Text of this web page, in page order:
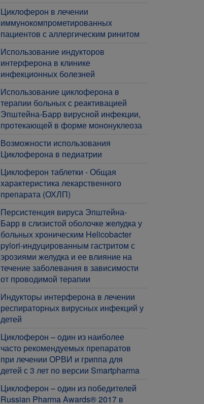
Циклоферон в лечении
иммунокомпрометированных
пациентов с аллергическим ринитом
Использование индукторов
интерферона в клинике
инфекционных болезней
Использование циклоферона в
терапии больных с реактивацией
Эпштейна-Барр вирусной инфекции,
протекающей в форме мононуклеоза
Возможности использования
Циклоферона в педиатрии
Циклоферон таблетки - Общая
характеристика лекарственного
препарата (ОХЛП)
Персистенция вируса Эпштейна-
Барр в слизистой оболочке желудка у
больных хроническим Helicobacter
pylori-индуцированным гастритом с
эрозиями желудка и ее влияние на
течение заболевания в зависимости
от проводимой терапии
Индукторы интерферона в лечении
респираторных вирусных инфекций у
детей
Циклоферон – один из наиболее
часто рекомендуемых препаратов
при лечении ОРВИ и гриппа для
детей с 3 лет по версии Smartpharma
Циклоферон – один из победителей
Russian Pharma Awards® 2017 в